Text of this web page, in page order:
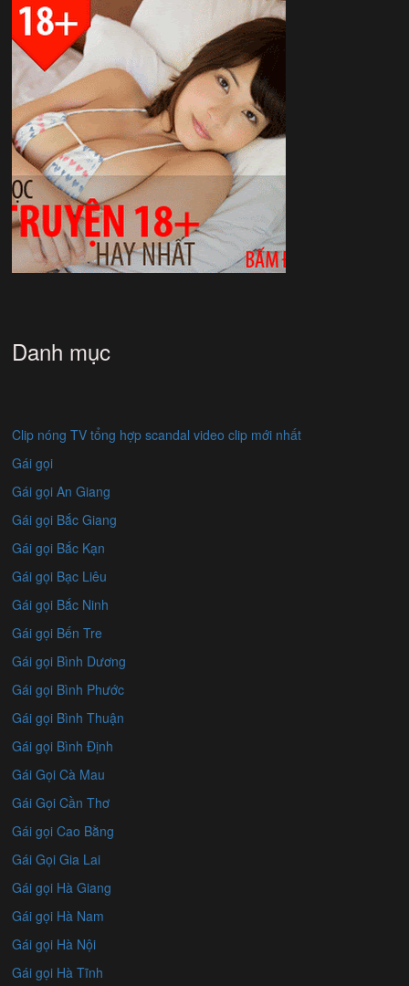
Danh mục
Clip nóng TV tổng hợp scandal video clip mới nhất
Gái gọi
Gái gọi An Giang
Gái gọi Bắc Giang
Gái gọi Bắc Kạn
Gái gọi Bạc Liêu
Gái gọi Bắc Ninh
Gái gọi Bến Tre
Gái gọi Bình Dương
Gái gọi Bình Phước
Gái gọi Bình Thuận
Gái gọi Bình Định
Gái Gọi Cà Mau
Gái Gọi Cần Thơ
Gái gọi Cao Bằng
Gái Gọi Gia Lai
Gái gọi Hà Giang
Gái gọi Hà Nam
Gái gọi Hà Nội
Gái gọi Hà Tĩnh